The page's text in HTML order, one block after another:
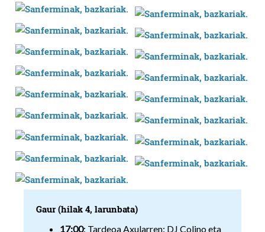
Gaur (hilak 4, larunbata)
17:00: Tardeoa Axularren: DJ Colino eta